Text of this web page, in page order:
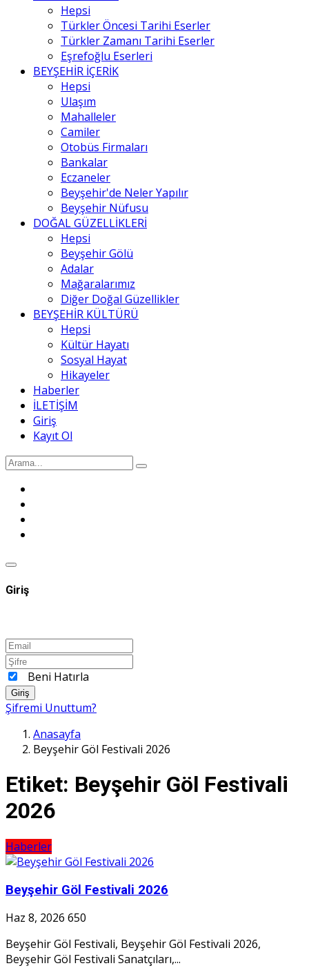
Hepsi
Türkler Öncesi Tarihi Eserler
Türkler Zamanı Tarihi Eserler
Eşrefoğlu Eserleri
BEYŞEHİR İÇERİK
Hepsi
Ulaşım
Mahalleler
Camiler
Otobüs Firmaları
Bankalar
Eczaneler
Beyşehir'de Neler Yapılır
Beyşehir Nüfusu
DOĞAL GÜZELLİKLERİ
Hepsi
Beyşehir Gölü
Adalar
Mağaralarımız
Diğer Doğal Güzellikler
BEYŞEHİR KÜLTÜRÜ
Hepsi
Kültür Hayatı
Sosyal Hayat
Hikayeler
Haberler
İLETİŞİM
Giriş
Kayıt Ol
Giriş
Beni Hatırla
Giriş
Şifremi Unuttum?
Anasayfa
Beyşehir Göl Festivali 2026
Etiket: Beyşehir Göl Festivali
2026
Haberler
Beyşehir Göl Festivali 2026
Haz 8, 2026 650
Beyşehir Göl Festivali, Beyşehir Göl Festivali 2026,
Beyşehir Göl Festivali Sanatçıları,...